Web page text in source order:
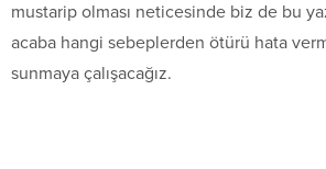
mustarip olması neticesinde biz de bu
acaba hangi sebeplerden ötürü hata
sunmaya çalışacağız.